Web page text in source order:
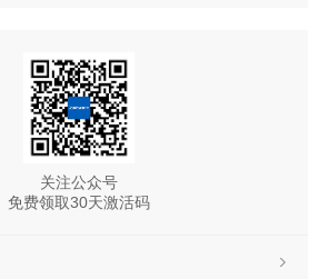
关注公众号
免费领取30天激活码